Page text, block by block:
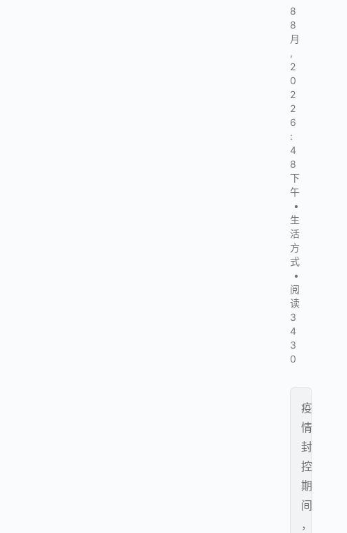
8
8
月
,
2
0
2
2
6
:
4
8
下
午
•
生
活
方
式
•
阅
读
3
4
3
0
疫
情
封
控
期
间
，